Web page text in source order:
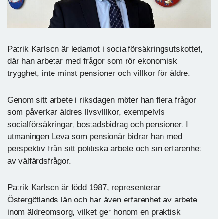
Patrik Karlson är ledamot i socialförsäkringsutskottet,
där han arbetar med frågor som rör ekonomisk
trygghet, inte minst pensioner och villkor för äldre.
Genom sitt arbete i riksdagen möter han flera frågor
som påverkar äldres livsvillkor, exempelvis
socialförsäkringar, bostadsbidrag och pensioner. I
utmaningen Leva som pensionär bidrar han med
perspektiv från sitt politiska arbete och sin erfarenhet
av välfärdsfrågor.
Patrik Karlson är född 1987, representerar
Östergötlands län och har även erfarenhet av arbete
inom äldreomsorg, vilket ger honom en praktisk